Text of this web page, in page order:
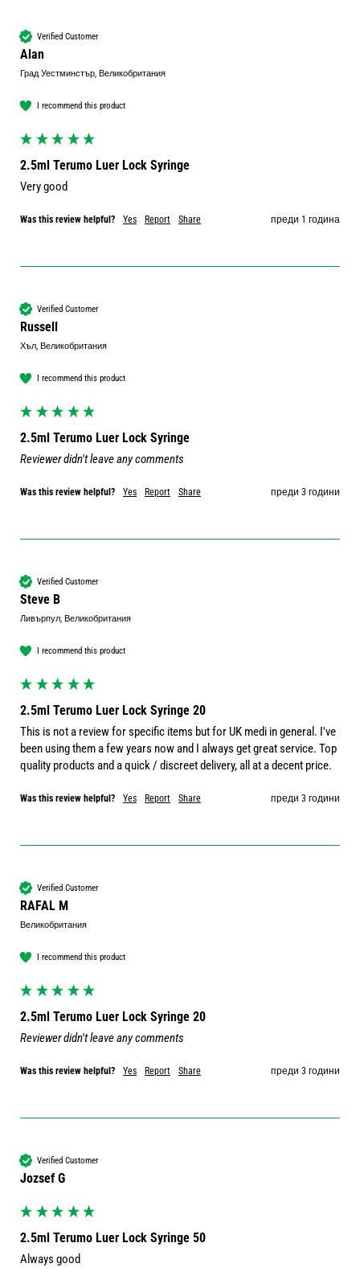
Verified Customer
Alan
Град Уестминстър, Великобритания
I recommend this product
2.5ml Terumo Luer Lock Syringe
Very good
Was this review helpful? Yes Report Share преди 1 година
Verified Customer
Russell
Хъл, Великобритания
I recommend this product
2.5ml Terumo Luer Lock Syringe
Reviewer didn't leave any comments
Was this review helpful? Yes Report Share преди 3 години
Verified Customer
Steve B
Ливърпул, Великобритания
I recommend this product
2.5ml Terumo Luer Lock Syringe 20
This is not a review for specific items but for UK medi in general. I've
been using them a few years now and I always get great service. Top
quality products and a quick / discreet delivery, all at a decent price.
Was this review helpful? Yes Report Share преди 3 години
Verified Customer
RAFAL M
Великобритания
I recommend this product
2.5ml Terumo Luer Lock Syringe 20
Reviewer didn't leave any comments
Was this review helpful? Yes Report Share преди 3 години
Verified Customer
Jozsef G
2.5ml Terumo Luer Lock Syringe 50
Always good